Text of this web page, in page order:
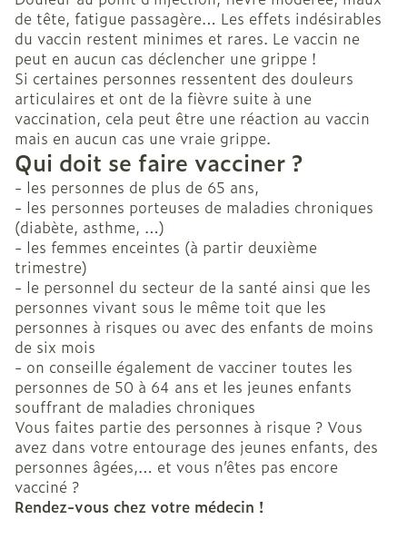
de tête, fatigue passagère… Les effets indésirables
du vaccin restent minimes et rares. Le vaccin ne
peut en aucun cas déclencher une grippe !
Si certaines personnes ressentent des douleurs
articulaires et ont de la fièvre suite à une
vaccination, cela peut être une réaction au vaccin
mais en aucun cas une vraie grippe.
Qui doit se faire vacciner ?
- les personnes de plus de 65 ans,
- les personnes porteuses de maladies chroniques
(diabète, asthme, …)
- les femmes enceintes (à partir deuxième
trimestre)
- le personnel du secteur de la santé ainsi que les
personnes vivant sous le même toit que les
personnes à risques ou avec des enfants de moins
de six mois
- on conseille également de vacciner toutes les
personnes de 50 à 64 ans et les jeunes enfants
souffrant de maladies chroniques
Vous faites partie des personnes à risque ? Vous
avez dans votre entourage des jeunes enfants, des
personnes âgées,… et vous n’êtes pas encore
vacciné ?
Rendez-vous chez votre médecin !